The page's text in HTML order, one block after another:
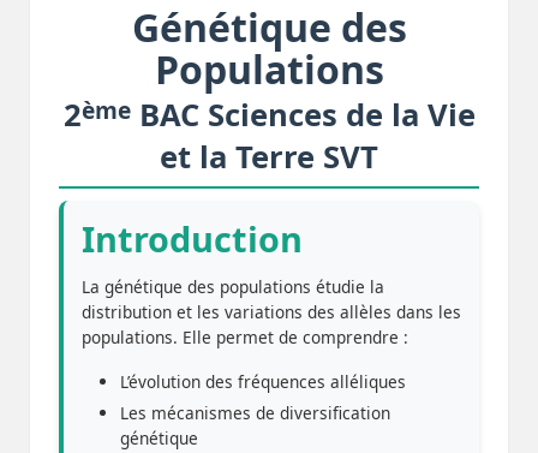
Génétique des
Populations
2èmeBAC Sciences de la Vie
et la Terre SVT
Introduction
La génétique des populations étudie la
distribution et les variations des allèles dans les
populations. Elle permet de comprendre :
L’évolution des fréquences alléliques
Les mécanismes de diversification
génétique